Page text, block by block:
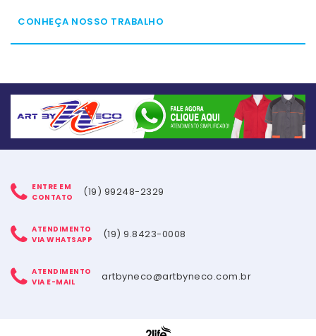
CONHEÇA NOSSO TRABALHO
ENTRE EM
CONTATO
(19) 99248-2329
ATENDIMENTO
VIA WHATSAPP
(19) 9.8423-0008
ATENDIMENTO
VIA E-MAIL
artbyneco@artbyneco.com.br